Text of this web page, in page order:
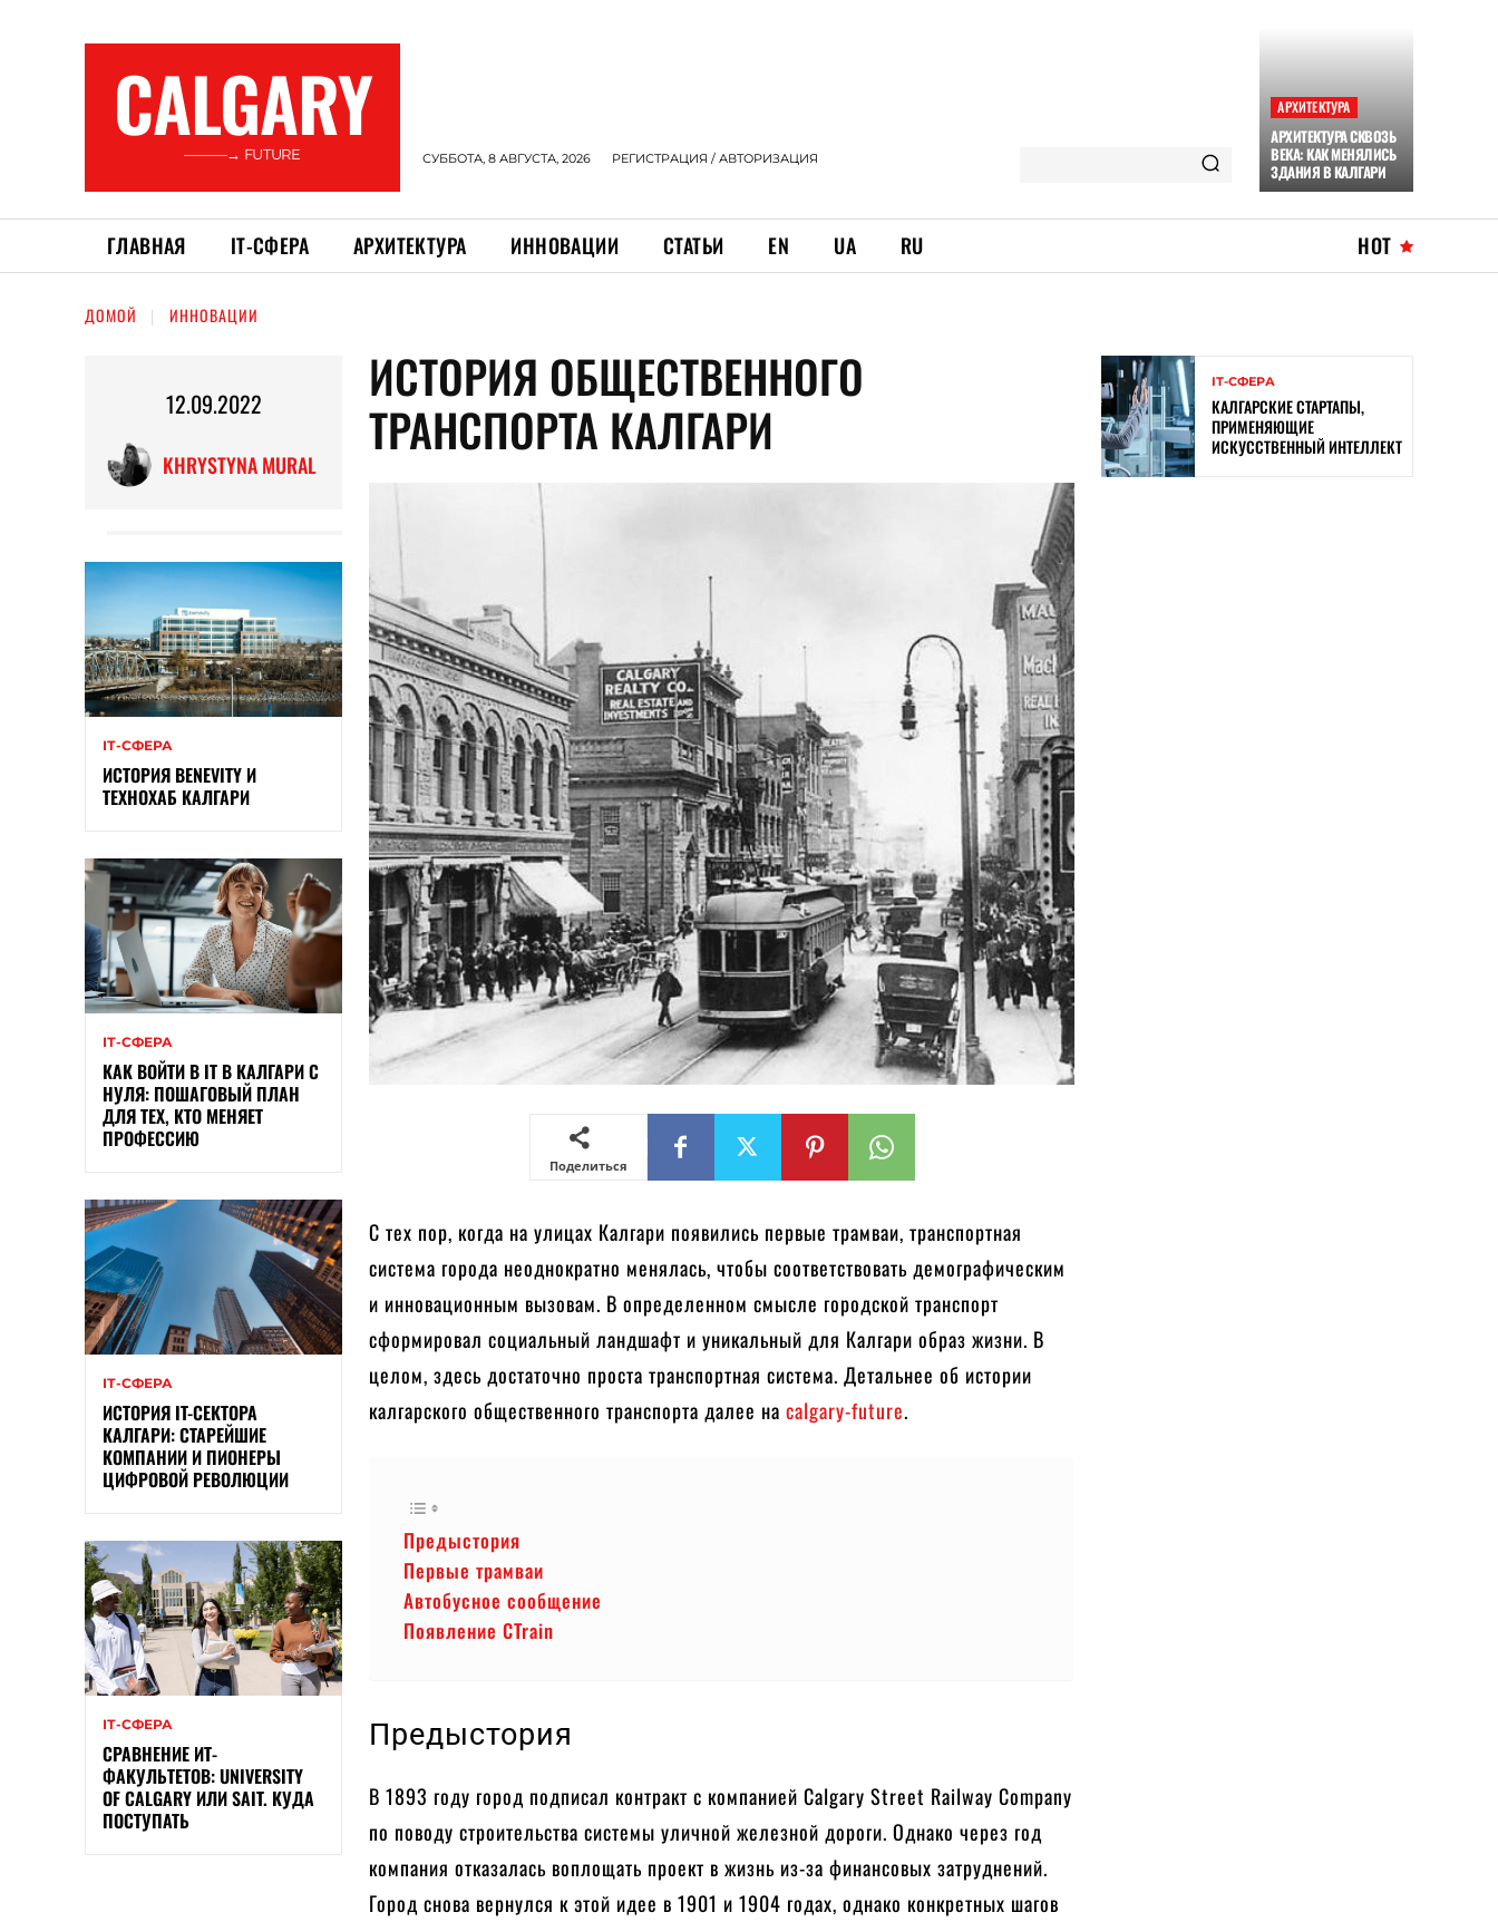
CALGARY
———→ FUTURE СУББОТА, 8 АВГУСТА, 2026 РЕГИСТРАЦИЯ / АВТОРИЗАЦИЯ
АРХИТЕКТУРА
АРХИТЕКТУРА СКВОЗЬ
ВЕКА: КАК МЕНЯЛИСЬ
ЗДАНИЯ В КАЛГАРИ
ГЛАВНАЯ ІТ-СФЕРА АРХИТЕКТУРА ИННОВАЦИИ СТАТЬИ EN UA RU HOT
ДОМОЙ ИННОВАЦИИ
12.09.2022
KHRYSTYNA MURAL
ІТ-СФЕРА
ИСТОРИЯ BENEVITY И
ТЕХНОХАБ КАЛГАРИ
ІТ-СФЕРА
КАК ВОЙТИ В IT В КАЛГАРИ С
НУЛЯ: ПОШАГОВЫЙ ПЛАН
ДЛЯ ТЕХ, КТО МЕНЯЕТ
ПРОФЕССИЮ
ІТ-СФЕРА
ИСТОРИЯ IT-СЕКТОРА
КАЛГАРИ: СТАРЕЙШИЕ
КОМПАНИИ И ПИОНЕРЫ
ЦИФРОВОЙ РЕВОЛЮЦИИ
ІТ-СФЕРА
СРАВНЕНИЕ ИТ-
ФАКУЛЬТЕТОВ: UNIVERSITY
OF CALGARY ИЛИ SAIT. КУДА
ПОСТУПАТЬ
ИСТОРИЯ ОБЩЕСТВЕННОГО
ТРАНСПОРТА КАЛГАРИ
Поделиться
С тех пор, когда на улицах Калгари появились первые трамваи, транспортная
система города неоднократно менялась, чтобы соответствовать демографическим
и инновационным вызовам. В определенном смысле городской транспорт
сформировал социальный ландшафт и уникальный для Калгари образ жизни. В
целом, здесь достаточно проста транспортная система. Детальнее об истории
калгарского общественного транспорта далее наcalgary-future.
Предыстория
Первые трамваи
Автобусное сообщение
Появление CTrain
Предыстория
В 1893 году город подписал контракт с компанией Calgary Street Railway Company
по поводу строительства системы уличной железной дороги. Однако через год
компания отказалась воплощать проект в жизнь из-за финансовых затруднений.
Город снова вернулся к этой идее в 1901 и 1904 годах, однако конкретных шагов
ІТ-СФЕРА
КАЛГАРСКИЕ СТАРТАПЫ,
ПРИМЕНЯЮЩИЕ
ИСКУССТВЕННЫЙ ИНТЕЛЛЕКТ